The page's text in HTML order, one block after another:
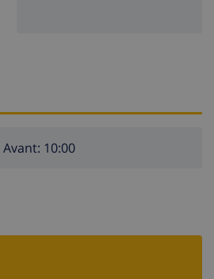
Avant: 10:00